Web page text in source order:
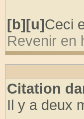
[b][u]Ceci
Revenir en
Citation
Il y a deux